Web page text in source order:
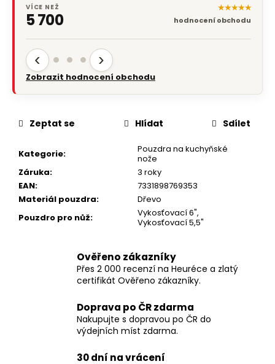
VÍCE NEŽ
5 700
★★★★★
hodnocení obchodu
‹ ›
Zobrazit hodnocení obchodu
Kategorie:
Pouzdra na kuchyňské
nože
Záruka:
3 roky
EAN:
7331898769353
Materiál pouzdra:
Dřevo
Pouzdro pro nůž: Vykosťovací 6",
Vykosťovací 5,5"
Zeptat se Hlídat Sdílet
Ověřeno zákazníky
Přes 2 000 recenzí na Heuréce a zlatý
certifikát Ověřeno zákazníky.
Doprava po ČR zdarma
Nakupujte s dopravou po ČR do
výdejních míst zdarma.
30 dní na vrácení